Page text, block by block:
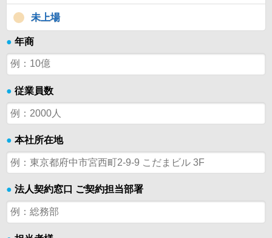
未上場
● 年商
● 従業員数
● 本社所在地
● 法人契約窓口 ご契約担当部署